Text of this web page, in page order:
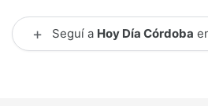
+ Seguí a Hoy Día Córdoba